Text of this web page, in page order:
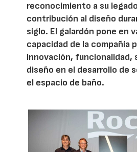
reconocimiento a su
contribución al diseño
siglo. El galardón pone en
capacidad de la compañía
innovación, funcionalidad,
diseño en el desarrollo de
el espacio de baño.